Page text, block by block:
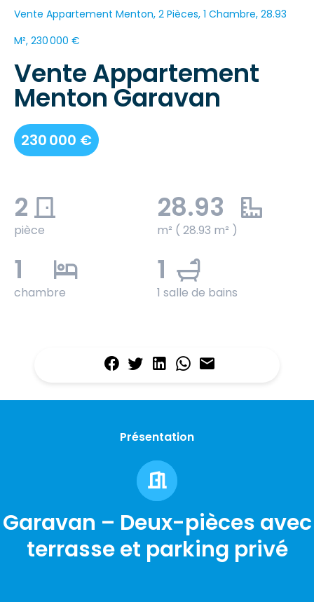
Vente Appartement Menton, 2 Pièces, 1 Chambre, 28.93
M², 230 000 €
Vente Appartement
Menton Garavan
230 000 €
2
pièce
28.93
m² ( 28.93 m² )
1
chambre
1
1 salle de bains
Présentation
Garavan – Deux-pièces avec
terrasse et parking privé